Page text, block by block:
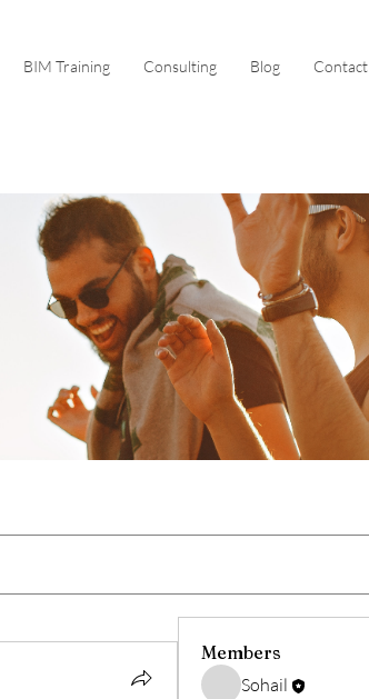
BIM Training Consulting Blog Contact
Members
Sohail